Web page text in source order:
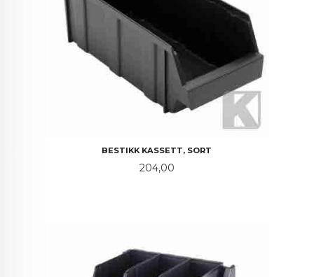
BESTIKK KASSETT, SORT
Pris
204,00